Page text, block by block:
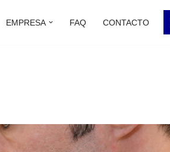
EMPRESA FAQ CONTACTO